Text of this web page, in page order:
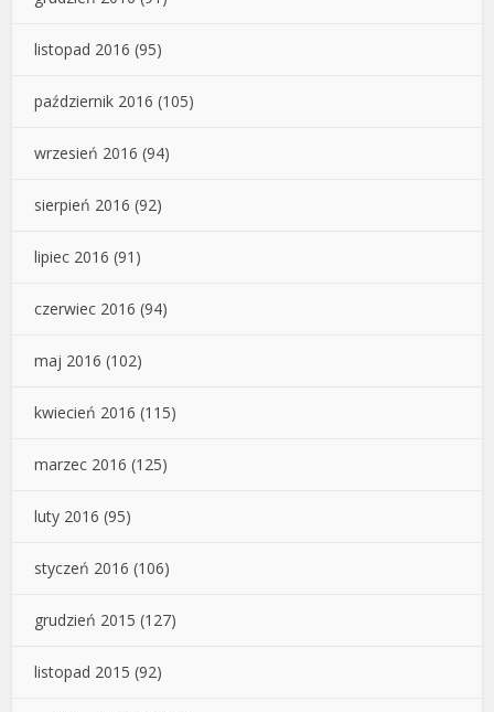
listopad 2016 (95)
październik 2016 (105)
wrzesień 2016 (94)
sierpień 2016 (92)
lipiec 2016 (91)
czerwiec 2016 (94)
maj 2016 (102)
kwiecień 2016 (115)
marzec 2016 (125)
luty 2016 (95)
styczeń 2016 (106)
grudzień 2015 (127)
listopad 2015 (92)